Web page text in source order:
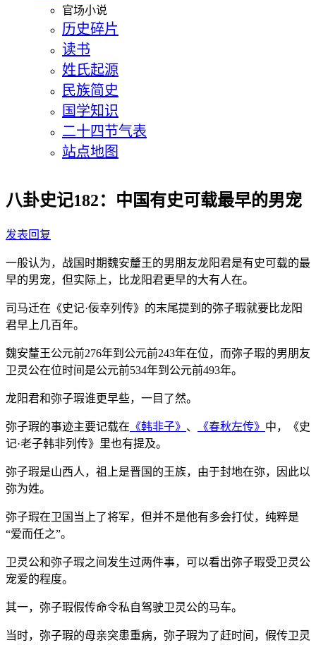
官场小说
历史碎片
读书
姓氏起源
民族简史
国学知识
二十四节气表
站点地图
八卦史记182：中国有史可载最早的男宠
发表回复
一般认为，战国时期魏安釐王的男朋友龙阳君是有史可载的最
早的男宠，但实际上，比龙阳君更早的大有人在。
司马迁在《史记·佞幸列传》的末尾提到的弥子瑕就要比龙阳
君早上几百年。
魏安釐王公元前276年到公元前243年在位，而弥子瑕的男朋友
卫灵公在位时间是公元前534年到公元前493年。
龙阳君和弥子瑕谁更早些，一目了然。
弥子瑕的事迹主要记载在 《韩非子》 、 《春秋左传》 中，《史
记·老子韩非列传》里也有提及。
弥子瑕是山西人，祖上是晋国的王族，由于封地在弥，因此以
弥为姓。
弥子瑕在卫国当上了将军，但并不是他有多会打仗，纯粹是
“爱而任之”。
卫灵公和弥子瑕之间发生过两件事，可以看出弥子瑕受卫灵公
宠爱的程度。
其一，弥子瑕假传命令私自驾驶卫灵公的马车。
当时，弥子瑕的母亲突患重病，弥子瑕为了赶时间，假传卫灵